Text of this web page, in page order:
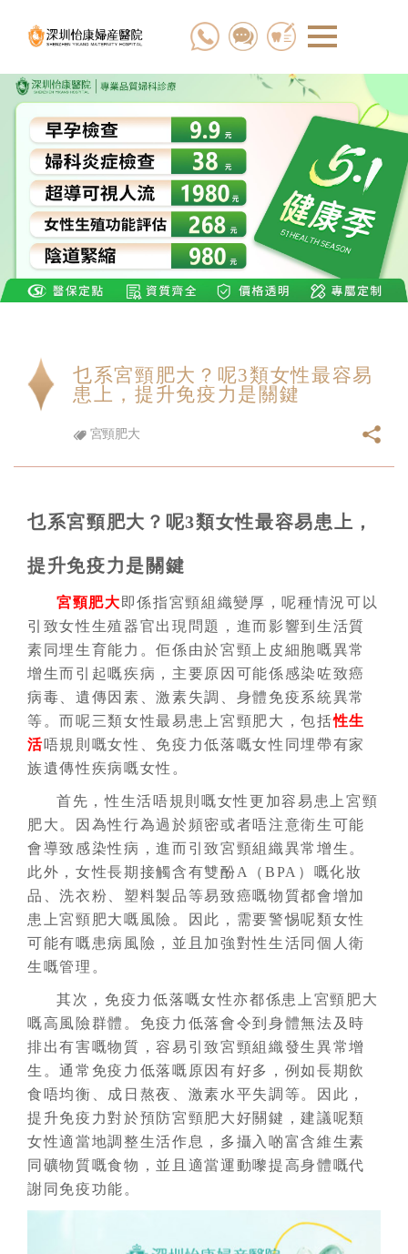
乜系宮頸肥大？呢3類女性最容易
患上，提升免疫力是關鍵
宮頸肥大
乜系宮頸肥大？呢3類女性最容易患上，
提升免疫力是關鍵
宮頸肥大 即係指宮頸組織變厚，呢種情況可以
引致女性生殖器官出現問題，進而影響到生活質
素同埋生育能力。佢係由於宮頸上皮細胞嘅異常
增生而引起嘅疾病，主要原因可能係感染咗致癌
病毒、遺傳因素、激素失調、身體免疫系統異常
等。而呢三類女性最易患上宮頸肥大，包括性生
活唔規則嘅女性、免疫力低落嘅女性同埋帶有家
族遺傳性疾病嘅女性。
首先，性生活唔規則嘅女性更加容易患上宮頸
肥大。因為性行為過於頻密或者唔注意衛生可能
會導致感染性病，進而引致宮頸組織異常增生。
此外，女性長期接觸含有雙酚A（BPA）嘅化妝
品、洗衣粉、塑料製品等易致癌嘅物質都會增加
患上宮頸肥大嘅風險。因此，需要警惕呢類女性
可能有嘅患病風險，並且加強對性生活同個人衛
生嘅管理。
其次，免疫力低落嘅女性亦都係患上宮頸肥大
嘅高風險群體。免疫力低落會令到身體無法及時
排出有害嘅物質，容易引致宮頸組織發生異常增
生。通常免疫力低落嘅原因有好多，例如長期飲
食唔均衡、成日熬夜、激素水平失調等。因此，
提升免疫力對於預防宮頸肥大好關鍵，建議呢類
女性適當地調整生活作息，多攝入啲富含維生素
同礦物質嘅食物，並且適當運動嚟提高身體嘅代
謝同免疫功能。